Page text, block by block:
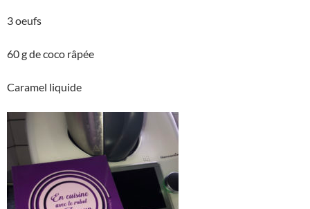
3 oeufs
60 g de coco râpée
Caramel liquide